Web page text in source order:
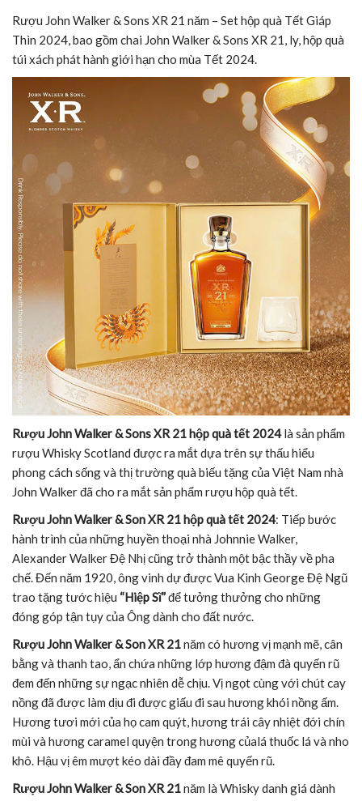
Rượu John Walker & Sons XR 21 năm – Set hộp quà Tết Giáp
Thìn 2024, bao gồm chai John Walker & Sons XR 21, ly, hộp quà
túi xách phát hành giới hạn cho mùa Tết 2024.
Rượu John Walker & Sons XR 21 hộp quà tết 2024là sản phẩm
rượu Whisky Scotland được ra mắt dựa trên sự thấu hiểu
phong cách sống và thị trường quà biếu tặng của Việt Nam nhà
John Walker đã cho ra mắt sản phẩm rượu hộp quà tết.
Rượu John Walker & Son XR 21 hộp quà tết 2024: Tiếp bước
hành trình của những huyền thoại nhà Johnnie Walker,
Alexander Walker Đệ Nhị cũng trở thành một bậc thầy về pha
chế. Đến năm 1920, ông vinh dự được Vua Kinh George Đệ Ngũ
trao tặng tước hiệu “Hiệp Sĩ”để tưởng thưởng cho những
đóng góp tận tụy của Ông dành cho đất nước.
Rượu John Walker & Son XR 21năm có hương vị mạnh mẽ, cân
bằng và thanh tao, ẩn chứa những lớp hương đậm đà quyến rũ
đem đến những sự ngạc nhiên dễ chịu. Vị ngọt cùng với chút cay
nồng đã được làm dịu đi được giấu đi sau hương khói nồng ấm.
Hương tươi mới của họ cam quýt, hương trái cây nhiệt đới chín
mùi và hương caramel quyện trong hương củalá thuốc lá và nho
khô. Hậu vị êm mượt kéo dài đầy đam mê quyến rũ.
Rượu John Walker & Son XR 21năm là Whisky danh giá dành